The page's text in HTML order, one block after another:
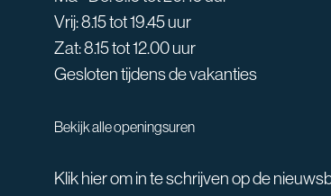
Vrij: 8.15 tot 19.45 uur
Zat: 8.15 tot 12.00 uur
Gesloten tijdens de vakanties
Bekijk alle openingsuren
Klik hier om in te schrijven op de